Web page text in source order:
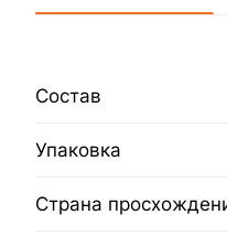
Состав
Упаковка
Страна